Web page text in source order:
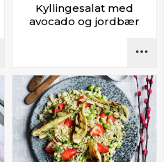
Kyllingesalat med
avocado og jordbær